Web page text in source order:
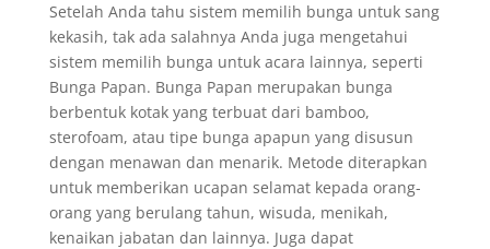
Setelah Anda tahu sistem memilih bunga untuk sang
kekasih, tak ada salahnya Anda juga mengetahui
sistem memilih bunga untuk acara lainnya, seperti
Bunga Papan. Bunga Papan merupakan bunga
berbentuk kotak yang terbuat dari bamboo,
sterofoam, atau tipe bunga apapun yang disusun
dengan menawan dan menarik. Metode diterapkan
untuk memberikan ucapan selamat kepada orang-
orang yang berulang tahun, wisuda, menikah,
kenaikan jabatan dan lainnya. Juga dapat